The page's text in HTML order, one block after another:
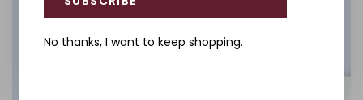
No thanks, I want to keep shopping.